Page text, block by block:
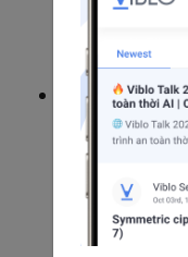
truy cập
bất kỳ đâu
Một cách
PaaS, các
lượng để
và chạy các